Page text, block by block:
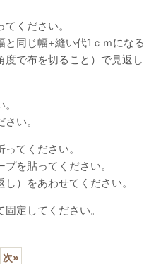
ください。
と同じ幅+縫い代1ｃｍになる
度で布を切ること）で見返し
い。
てください。
を貼ってください。
）をあわせてください。
定してください。
次»